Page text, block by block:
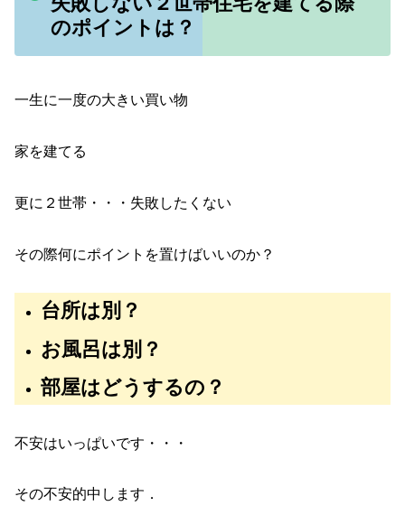
のポイントは？
一生に一度の大きい買い物
家を建てる
更に２世帯・・・失敗したくない
その際何にポイントを置けばいいのか？
台所は別？
お風呂は別 ？
部屋はどうするの？
不安はいっぱいです・・・
その不安的中します．